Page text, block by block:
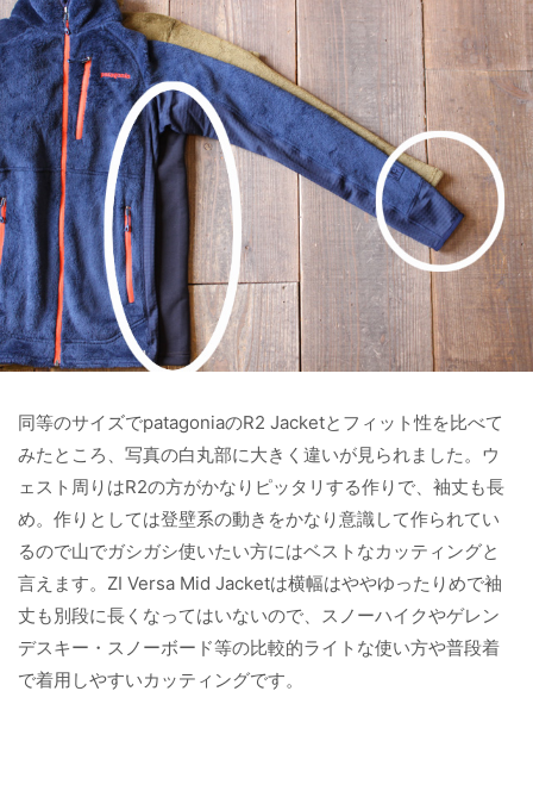
同等のサイズでpatagoniaのR2 Jacketとフィット性を比べて
みたところ、写真の白丸部に大きく違いが見られました。ウ
ェスト周りはR2の方がかなりピッタリする作りで、袖丈も長
め。作りとしては登壁系の動きをかなり意識して作られてい
るので山でガシガシ使いたい方にはベストなカッティングと
言えます。ZI Versa Mid Jacketは横幅はややゆったりめで袖
丈も別段に長くなってはいないので、スノーハイクやゲレン
デスキー・スノーボード等の比較的ライトな使い方や普段着
で着用しやすいカッティングです。